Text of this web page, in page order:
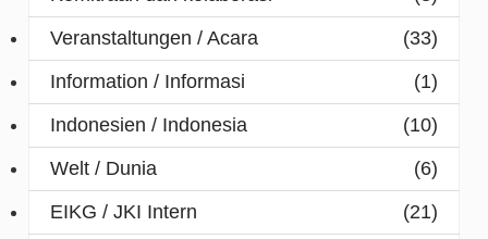
Veranstaltungen / Acara
(33)
Information / Informasi
(1)
Indonesien / Indonesia
(10)
Welt / Dunia
(6)
EIKG / JKI Intern
(21)